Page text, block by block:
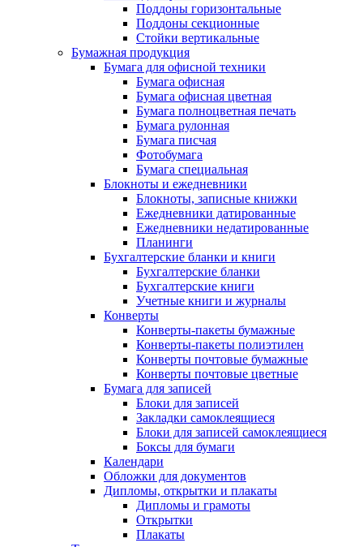
Поддоны горизонтальные
Поддоны секционные
Стойки вертикальные
Бумажная продукция
Бумага для офисной техники
Бумага офисная
Бумага офисная цветная
Бумага полноцветная печать
Бумага рулонная
Бумага писчая
Фотобумага
Бумага специальная
Блокноты и ежедневники
Блокноты, записные книжки
Ежедневники датированные
Ежедневники недатированные
Планинги
Бухгалтерские бланки и книги
Бухгалтерские бланки
Бухгалтерские книги
Учетные книги и журналы
Конверты
Конверты-пакеты бумажные
Конверты-пакеты полиэтилен
Конверты почтовые бумажные
Конверты почтовые цветные
Бумага для записей
Блоки для записей
Закладки самоклеящиеся
Блоки для записей самоклеящиеся
Боксы для бумаги
Календари
Обложки для документов
Дипломы, открытки и плакаты
Дипломы и грамоты
Открытки
Плакаты